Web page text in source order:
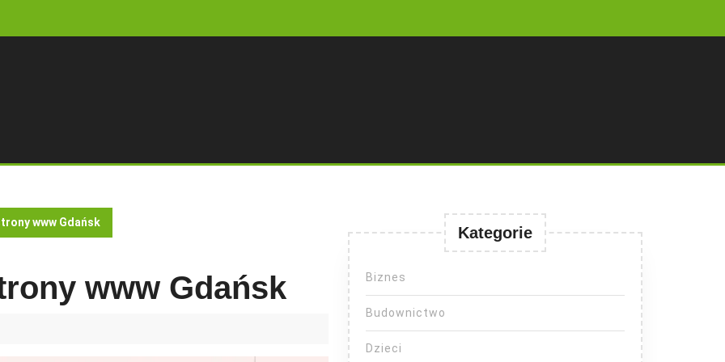
www Gdańsk
www Gdańsk
Kategorie
Biznes
Budownictwo
Dzieci